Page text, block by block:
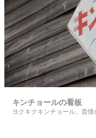
キンチョールの看板
ヨクキクキンチョール。昔懐